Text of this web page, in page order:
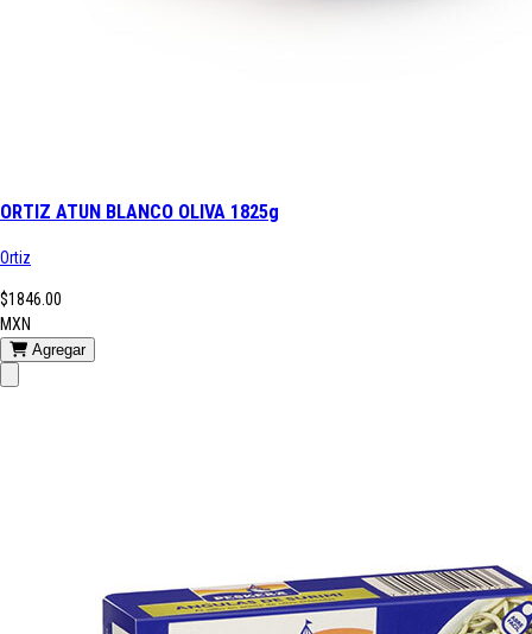
ORTIZ ATUN BLANCO OLIVA 1825g
Ortiz
$1846.00
MXN
Agregar